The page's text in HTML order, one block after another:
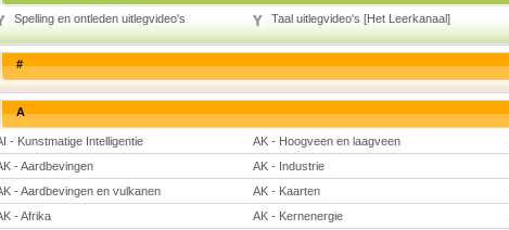
Spelling en ontleden uitlegvideo's Taal uitlegvideo's [Het Leerkanaal]
#
A
- Kunstmatige Intelligentie AK - Hoogveen en laagveen
- Aardbevingen
AK - Industrie
- Aardbevingen en vulkanen
AK - Kaarten
- Afrika
AK - Kernenergie